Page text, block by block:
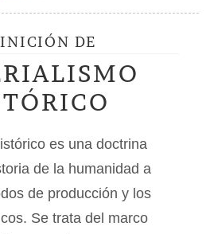
DE
es una doctrina
de la humanidad a
de producción y los
Se trata del marco